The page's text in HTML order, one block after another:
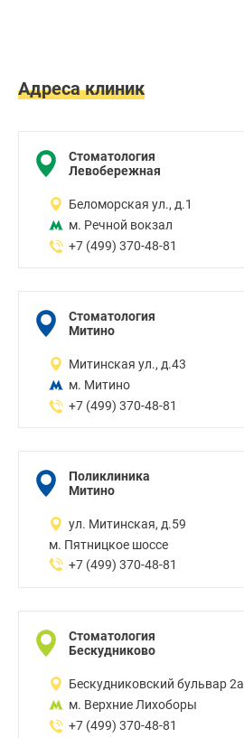
Установка абатмента
Эстетическая стоматология
Отбеливание зубов
Лечение десен
Исправление прикуса
Коронки
Адреса клиник
Стоматология
Левобережная
Беломорская ул., д.1
м. Речной вокзал
+7 (499) 370-48-81
Стоматология
Митино
Митинская ул., д.43
м. Митино
+7 (499) 370-48-81
Поликлиника
Митино
ул. Митинская, д.59
м. Пятницкое шоссе
+7 (499) 370-48-81
Стоматология
Бескудниково
Бескудниковский бульвар 2а
м. Верхние Лихоборы
+7 (499) 370-48-81